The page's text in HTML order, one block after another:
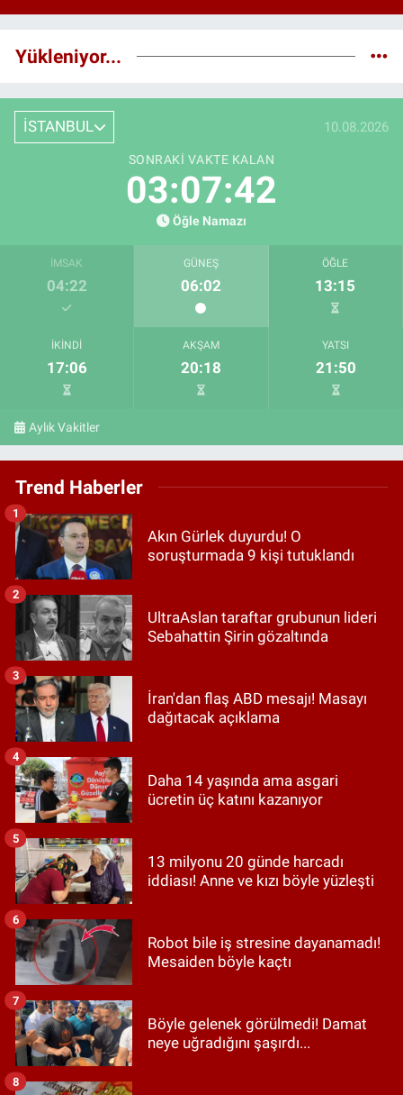
Yükleniyor...
İSTANBUL 10.08.2026
SONRAKI VAKTE KALAN
03:07:41
Öğle Namazı
İMSAK
04:22
GÜNEŞ
06:02
ÖĞLE
13:15
İKINDI
17:06
AKŞAM
20:18
YATSI
21:50
Aylık Vakitler
Trend Haberler
Akın Gürlek duyurdu! O
soruşturmada 9 kişi tutuklandı
1
UltraAslan taraftar grubunun lideri
Sebahattin Şirin gözaltında
2
İran'dan flaş ABD mesajı! Masayı
dağıtacak açıklama
3
Daha 14 yaşında ama asgari
ücretin üç katını kazanıyor
4
13 milyonu 20 günde harcadı
iddiası! Anne ve kızı böyle yüzleşti
5
Robot bile iş stresine dayanamadı!
Mesaiden böyle kaçtı
6
Böyle gelenek görülmedi! Damat
neye uğradığını şaşırdı...
7
8